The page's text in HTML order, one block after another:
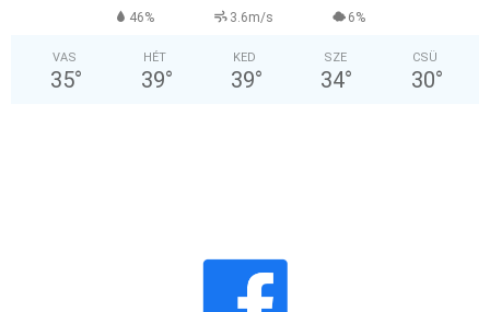
46% 3.6m/s 6%
VAS
35°
HÉT
39°
KED
39°
SZE
34°
CSÜ
30°